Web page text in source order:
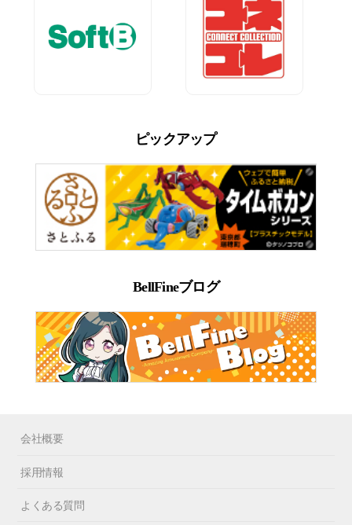
ピックアップ
BellFineブログ
会社概要
採用情報
よくある質問